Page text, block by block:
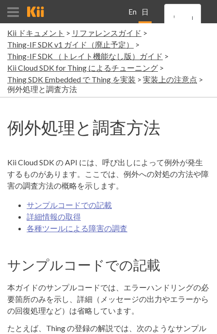
En
gli
sh
日
本
語
Kii ドキュメント
リファレンスガイド
Thing-IF SDK v1 ガイド（廃止予定）
Thing-IF SDK （トレイト機能なし版）ガイド
Kii Cloud SDK for Thing によるチューニング
Thing SDK Embedded で Thing を実装
実装上の注意点
例外処理と調査方法
例外処理と調査方法
Kii Cloud SDK の API には、呼び出しによって例外が発生
するものがあります。ここでは、例外への対処の方法や障
害の調査方法の概略を示します。
サンプルコードでの記載
詳細情報の取得
各種ツールによる障害の調査
サンプルコードでの記載
本ガイドのサンプルコードでは、エラーハンドリングの必
要箇所のみを示し、詳細（メッセージの出力やエラーから
の回復処理など）は省略しています。
たとえば、Thing の登録の解説では、次のようなサンプル